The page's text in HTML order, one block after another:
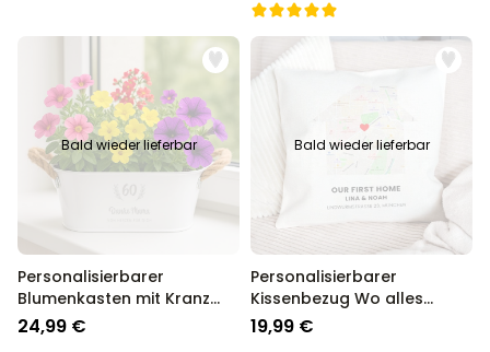
Bald wieder lieferbar
Personalisierbarer
Blumenkasten mit Kranz
und Text
24,99 €
Bald wieder lieferbar
Personalisierbarer
Kissenbezug Wo alles
Begann
19,99 €